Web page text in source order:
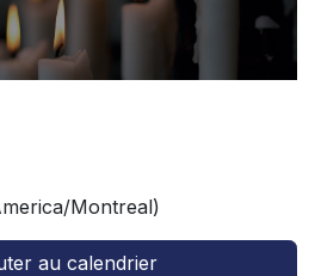
Montreal)
au calendrier